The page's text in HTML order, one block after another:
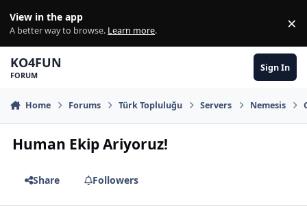
View in the app
A better way to browse. Learn more. ×
KO4FUN
FORUM
Sign In
Home Forums Türk Topluluğu Servers Nemesis
Human Ekip Ariyoruz!
Share Followers